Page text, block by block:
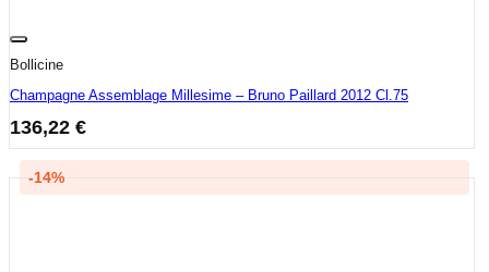
Bollicine
Champagne Assemblage Millesime – Bruno Paillard 2012 Cl.75
136,22 €
-14%